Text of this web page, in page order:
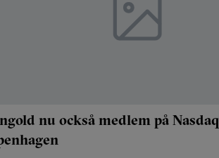
nu också medlem på Nasdaq